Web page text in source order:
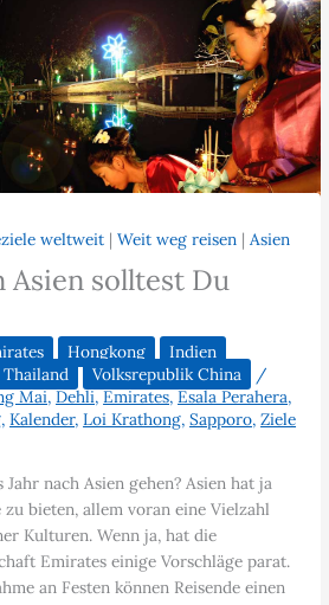
weltweit |Weit weg reisen |Asien
Asien solltest Du
Hongkong
Indien
Thailand Volksrepublik China
/
Mai,Dehli,Emirates,Esala Perahera,
,Kalender,Loi Krathong,Sapporo,Ziele
Jahr nach Asien gehen? Asien hat ja
zu bieten, allem voran eine Vielzahl
Kulturen. Wenn ja, hat die
Emirates einige Vorschläge parat.
an Festen können Reisende einen